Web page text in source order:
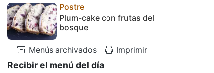
Postre
Plum-cake con frutas del
bosque
Menús archivados Imprimir
Recibir el menú del día